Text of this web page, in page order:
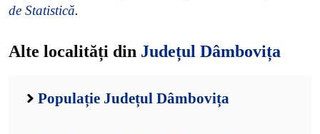
de Statistică.
Alte localități din Județul Dâmbovița
Populație Județul Dâmbovița